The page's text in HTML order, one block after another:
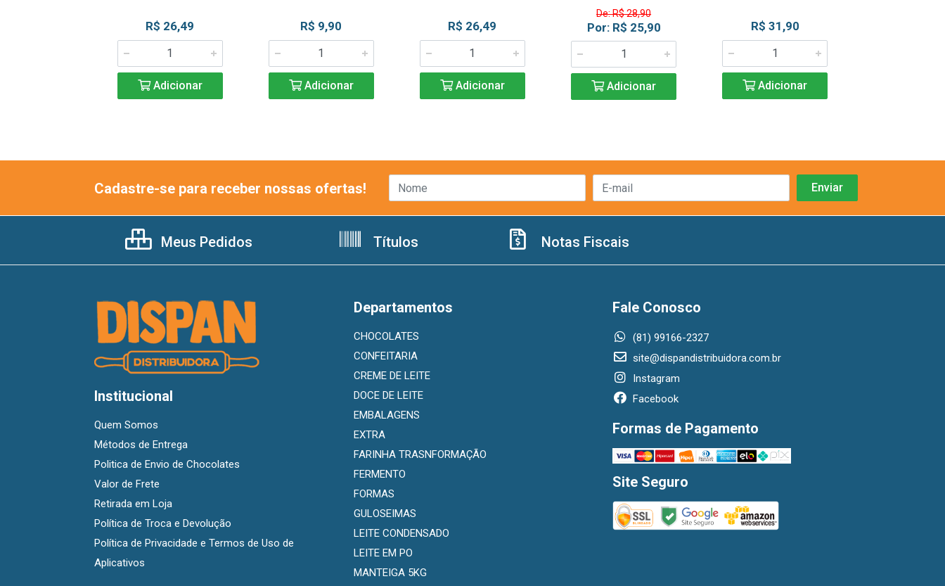
R$ 26,49
Adicionar
R$ 9,90
Adicionar
R$ 26,49
Adicionar
De: R$ 28,90
Por: R$ 25,90
Adicionar
R$ 31,90
Adicionar
Cadastre-se para receber nossas ofertas!
Meus Pedidos Títulos Notas Fiscais
Institucional
Quem Somos
Métodos de Entrega
Politica de Envio de Chocolates
Valor de Frete
Retirada em Loja
Política de Troca e Devolução
Política de Privacidade e Termos de Uso de
Aplicativos
Departamentos
CHOCOLATES
CONFEITARIA
CREME DE LEITE
DOCE DE LEITE
EMBALAGENS
EXTRA
FARINHA TRASNFORMAÇÃO
FERMENTO
FORMAS
GULOSEIMAS
LEITE CONDENSADO
LEITE EM PO
MANTEIGA 5KG
Fale Conosco
(81) 99166-2327
site@dispandistribuidora.com.br
Instagram
Facebook
Formas de Pagamento
Site Seguro